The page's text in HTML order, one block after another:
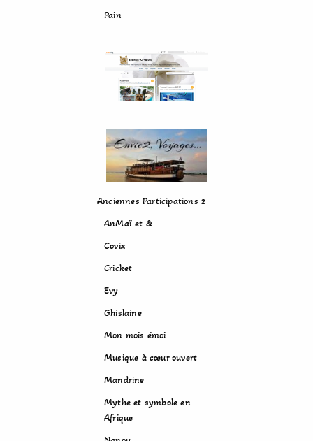
Pain
Anciennes Participations 2
AnMaï et &
Covix
Cricket
Evy
Ghislaine
Mon mois émoi
Musique à cœur ouvert
Mandrine
Mythe et symbole en
Afrique